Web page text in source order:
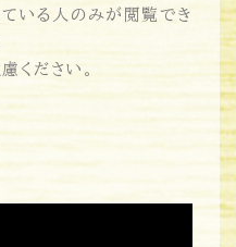
いる人のみが閲覧でき
ください。